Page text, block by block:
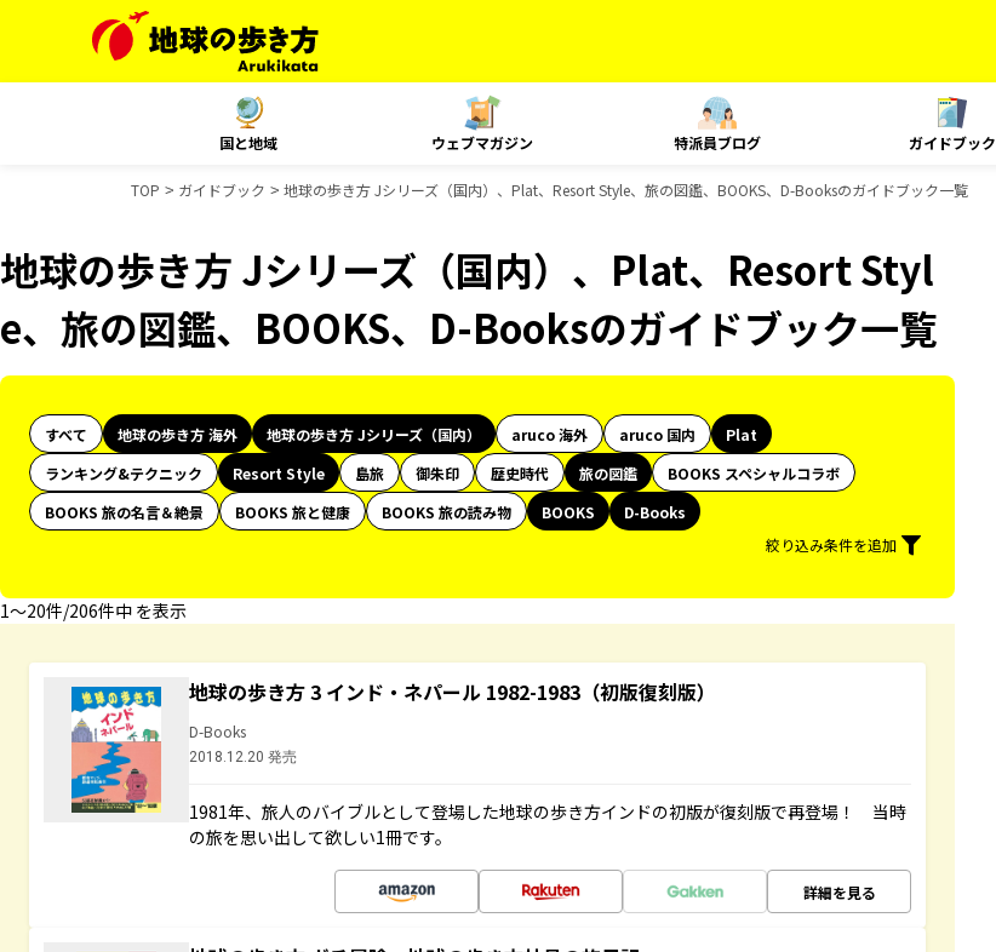
国と地域 ウェブマガジン 特派員ブログ ガイドブック
TOP ガイドブック 地球の歩き方 Jシリーズ（国内）、Plat、Resort Style、旅の図鑑、BOOKS、D-Booksのガイドブック一覧
地球の歩き方 Jシリーズ（国内）、Plat、Resort Styl
e、旅の図鑑、BOOKS、D-Booksのガイドブック一覧
すべて 地球の歩き方 海外 地球の歩き方 Jシリーズ（国内） aruco 海外 aruco 国内
Plat
ランキング&テクニック
Resort Style 島旅 御朱印 歴史時代 旅の図鑑
BOOKS スペシャルコラボ
BOOKS 旅の名言＆絶景
BOOKS 旅と健康 BOOKS 旅の読み物 BOOKS
D-Books
絞り込み条件を追加
1〜20件/206件中 を表示
地球の歩き方 3 インド・ネパール 1982-1983（初版復刻版）
D-Books
2018.12.20 発売
1981年、旅人のバイブルとして登場した地球の歩き方インドの初版が復刻版で再登場！ 当時
の旅を思い出して欲しい1冊です。
詳細を見る